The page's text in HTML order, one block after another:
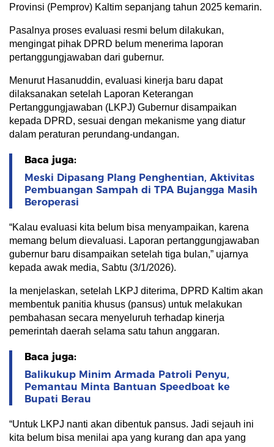
Provinsi (Pemprov) Kaltim sepanjang tahun 2025 kemarin.
Pasalnya proses evaluasi resmi belum dilakukan,
mengingat pihak DPRD belum menerima laporan
pertanggungjawaban dari gubernur.
Menurut Hasanuddin, evaluasi kinerja baru dapat
dilaksanakan setelah Laporan Keterangan
Pertanggungjawaban (LKPJ) Gubernur disampaikan
kepada DPRD, sesuai dengan mekanisme yang diatur
dalam peraturan perundang-undangan.
Baca juga:
Meski Dipasang Plang Penghentian, Aktivitas
Pembuangan Sampah di TPA Bujangga Masih
Beroperasi
“Kalau evaluasi kita belum bisa menyampaikan, karena
memang belum dievaluasi. Laporan pertanggungjawaban
gubernur baru disampaikan setelah tiga bulan,” ujarnya
kepada awak media, Sabtu (3/1/2026).
Ia menjelaskan, setelah LKPJ diterima, DPRD Kaltim akan
membentuk panitia khusus (pansus) untuk melakukan
pembahasan secara menyeluruh terhadap kinerja
pemerintah daerah selama satu tahun anggaran.
Baca juga:
Balikukup Minim Armada Patroli Penyu,
Pemantau Minta Bantuan Speedboat ke
Bupati Berau
“Untuk LKPJ nanti akan dibentuk pansus. Jadi sejauh ini
kita belum bisa menilai apa yang kurang dan apa yang